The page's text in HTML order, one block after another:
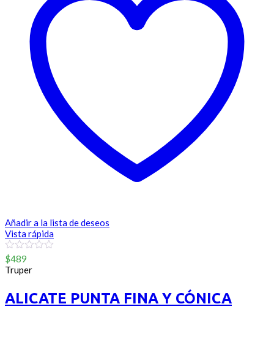
Añadir a la lista de deseos
Vista rápida
0
out
of
$489
Truper
ALICATE PUNTA FINA Y CÓNICA